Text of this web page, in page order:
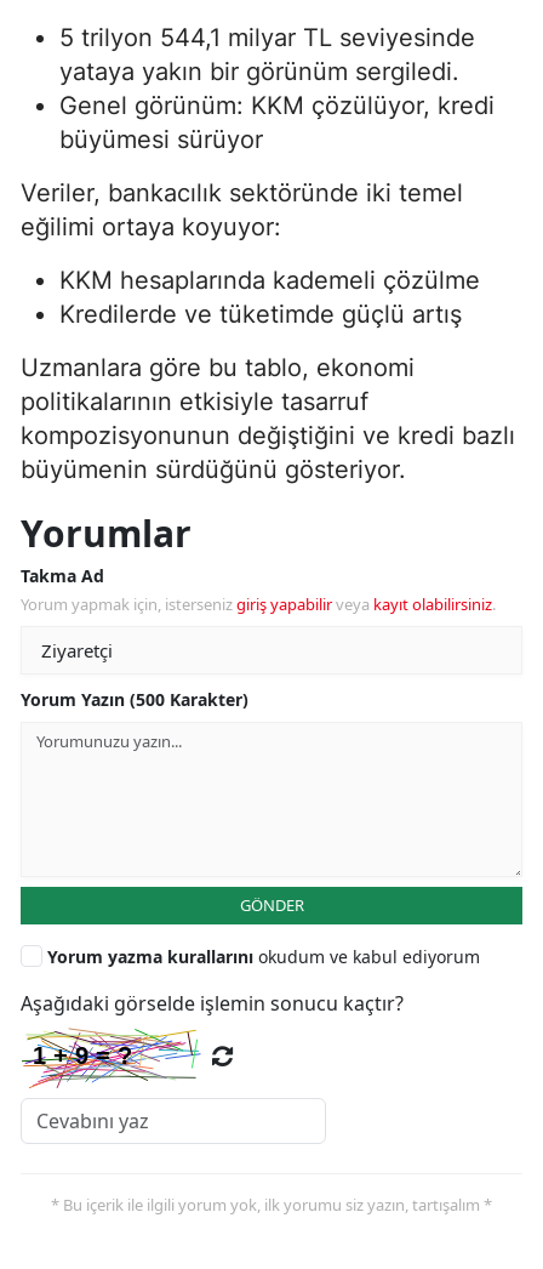
5 trilyon 544,1 milyar TL seviyesinde
yataya yakın bir görünüm sergiledi.
Genel görünüm: KKM çözülüyor, kredi
büyümesi sürüyor
Veriler, bankacılık sektöründe iki temel
eğilimi ortaya koyuyor:
KKM hesaplarında kademeli çözülme
Kredilerde ve tüketimde güçlü artış
Uzmanlara göre bu tablo, ekonomi
politikalarının etkisiyle tasarruf
kompozisyonunun değiştiğini ve kredi bazlı
büyümenin sürdüğünü gösteriyor.
Yorumlar
Takma Ad
Yorum yapmak için, istersenizgiriş yapabilirveya kayıt olabilirsiniz.
Yorum Yazın (500 Karakter)
GÖNDER
Yorum yazma kurallarını okudum ve kabul ediyorum
Aşağıdaki görselde işlemin sonucu kaçtır?
* Bu içerik ile ilgili yorum yok, ilk yorumu siz yazın, tartışalım *